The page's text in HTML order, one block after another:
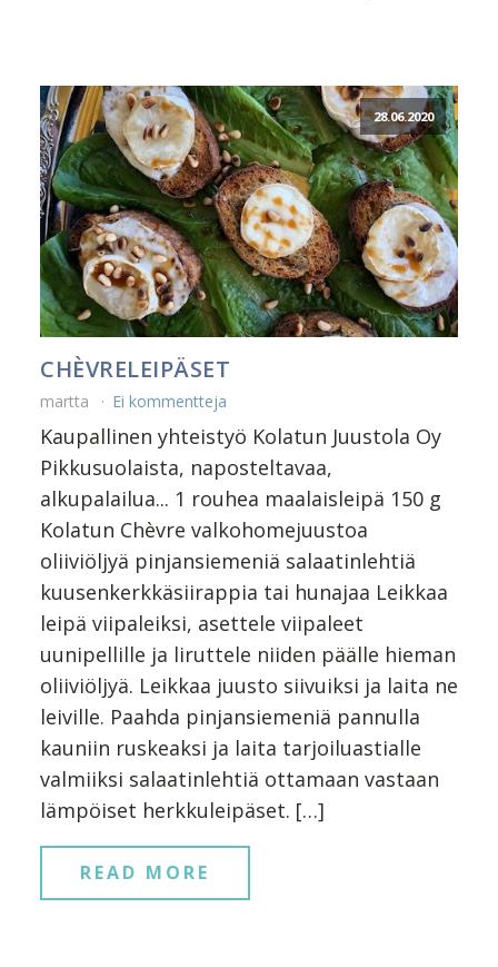
28.06.2020
CHÈVRELEIPÄSET
martta Ei kommentteja
Kaupallinen yhteistyö Kolatun Juustola Oy
Pikkusuolaista, naposteltavaa,
alkupalailua... 1 rouhea maalaisleipä 150 g
Kolatun Chèvre valkohomejuustoa
oliiviöljyä pinjansiemeniä salaatinlehtiä
kuusenkerkkäsiirappia tai hunajaa Leikkaa
leipä viipaleiksi, asettele viipaleet
uunipellille ja liruttele niiden päälle hieman
oliiviöljyä. Leikkaa juusto siivuiksi ja laita ne
leiville. Paahda pinjansiemeniä pannulla
kauniin ruskeaksi ja laita tarjoiluastialle
valmiiksi salaatinlehtiä ottamaan vastaan
lämpöiset herkkuleipäset. […]
READ MORE